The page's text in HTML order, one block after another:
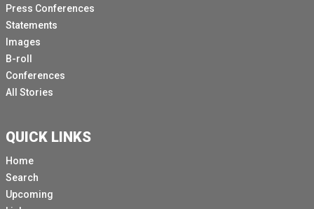
Press Conferences
Statements
Images
B-roll
Conferences
All Stories
QUICK LINKS
Home
Search
Upcoming